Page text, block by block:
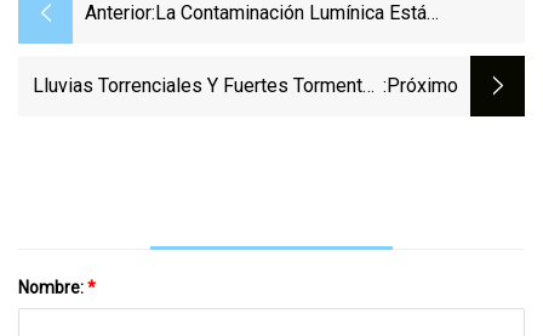
Anterior: La Contaminación Lumínica Está
Está Empeorando
Lluvias Torrenciales Y Fuertes Tormentas :próximo
Nombre:*